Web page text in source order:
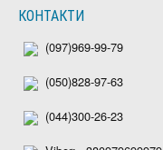
КОНТАКТИ
(097)969-99-79
(050)828-97-63
(044)300-26-23